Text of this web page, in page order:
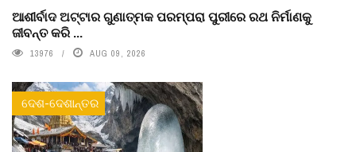
ଆଶୀର୍ବାଦ ଅଟ୍ଟାର ଗୁଣାତ୍ମକ ପରମ୍ପରା ପୁରୀରେ ରଥ ନିର୍ମାଣକୁ
ଜୀବନ୍ତ କରି ...
13976 AUG 09, 2026
ଦେଶ-ଦେଶାନ୍ତର